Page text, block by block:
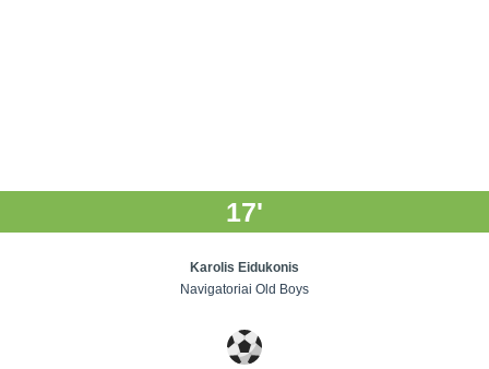
17'
Karolis Eidukonis
Navigatoriai Old Boys